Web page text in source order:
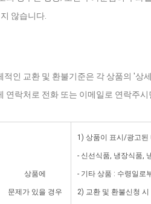
않습니다.
적인 교환 및 환불기준은 각 상품의 '상
연락처로 전화 또는 이메일로 연락주
상품에
문제가 있을 경우
1) 상품이 표시/광고된
- 신선식품, 냉장식품,
- 기타 상품 : 수령일로
2) 교환 및 환불신청